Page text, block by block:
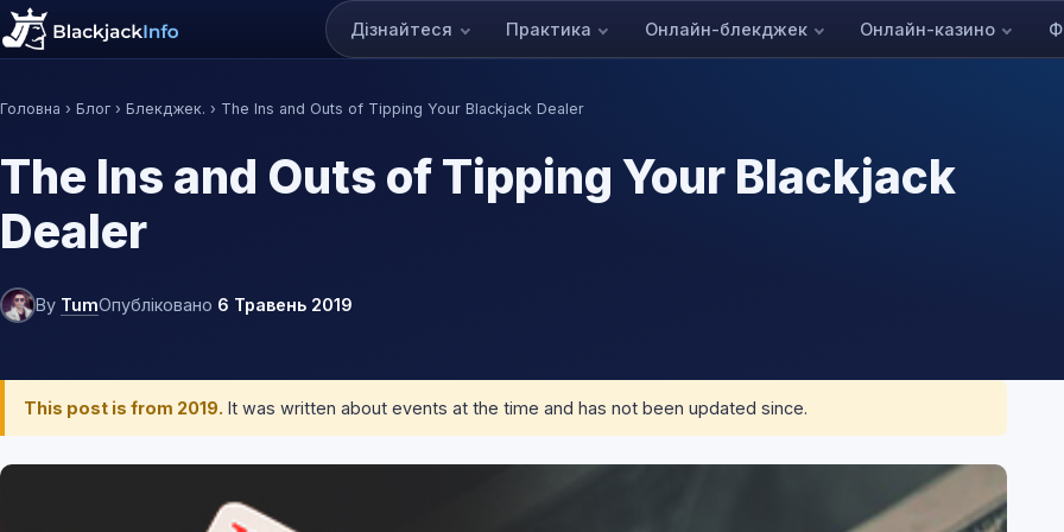
Дізнайтеся Практика Онлайн-блекджек Онлайн-казино
Головна › Блог › Блекджек. › The Ins and Outs of Tipping Your Blackjack Dealer
The Ins and Outs of Tipping Your Blackjack
Dealer
By TumОпубліковано 6 Травень 2019
This post is from 2019. It was written about events at the time and has not been updated since.